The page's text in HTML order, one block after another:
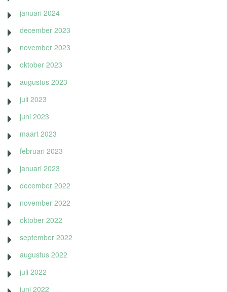
januari 2024
december 2023
november 2023
oktober 2023
augustus 2023
juli 2023
juni 2023
maart 2023
februari 2023
januari 2023
december 2022
november 2022
oktober 2022
september 2022
augustus 2022
juli 2022
juni 2022